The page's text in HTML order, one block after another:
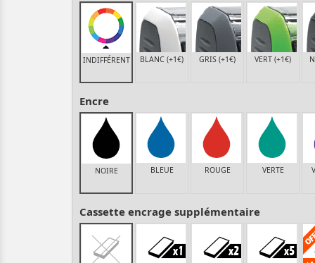
INDIFFÉRENT BLANC (+1€) GRIS (+1€) VERT (+1€)
Encre
NOIRE BLEUE ROUGE VERTE
Cassette encrage supplémentaire